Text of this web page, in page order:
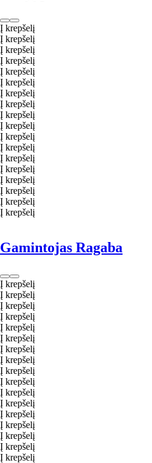
Į krepšelį
Į krepšelį
Į krepšelį
Į krepšelį
Į krepšelį
Į krepšelį
Į krepšelį
Į krepšelį
Į krepšelį
Į krepšelį
Į krepšelį
Į krepšelį
Į krepšelį
Į krepšelį
Į krepšelį
Į krepšelį
Į krepšelį
Į krepšelį
Gamintojas Ragaba
Į krepšelį
Į krepšelį
Į krepšelį
Į krepšelį
Į krepšelį
Į krepšelį
Į krepšelį
Į krepšelį
Į krepšelį
Į krepšelį
Į krepšelį
Į krepšelį
Į krepšelį
Į krepšelį
Į krepšelį
Į krepšelį
Į krepšelį